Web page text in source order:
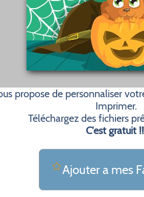
propose de personnaliser
Imprimer.
Téléchargez des fichiers
C'est gratuit
Ajouter a mes